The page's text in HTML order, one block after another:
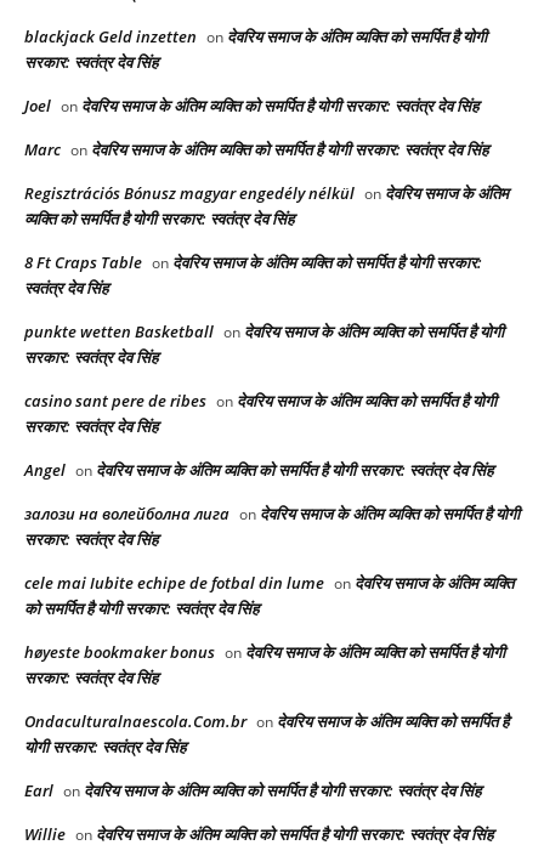
blackjack Geld inzetten on देवरिय समाज के अंतिम व्यक्ति को समर्पित है योगी
सरकार: स्वतंत्र देव सिंह
Joel on देवरिय समाज के अंतिम व्यक्ति को समर्पित है योगी सरकार: स्वतंत्र देव सिंह
Marc on देवरिय समाज के अंतिम व्यक्ति को समर्पित है योगी सरकार: स्वतंत्र देव सिंह
Regisztrációs Bónusz magyar engedély nélkül on देवरिय समाज के अंतिम
व्यक्ति को समर्पित है योगी सरकार: स्वतंत्र देव सिंह
8 Ft Craps Table on देवरिय समाज के अंतिम व्यक्ति को समर्पित है योगी सरकार:
स्वतंत्र देव सिंह
punkte wetten Basketball on देवरिय समाज के अंतिम व्यक्ति को समर्पित है योगी
सरकार: स्वतंत्र देव सिंह
casino sant pere de ribes on देवरिय समाज के अंतिम व्यक्ति को समर्पित है योगी
सरकार: स्वतंत्र देव सिंह
Angel on देवरिय समाज के अंतिम व्यक्ति को समर्पित है योगी सरकार: स्वतंत्र देव सिंह
залози на волейболна лига on देवरिय समाज के अंतिम व्यक्ति को समर्पित है योगी
सरकार: स्वतंत्र देव सिंह
cele mai Iubite echipe de fotbal din lume on देवरिय समाज के अंतिम व्यक्ति
को समर्पित है योगी सरकार: स्वतंत्र देव सिंह
høyeste bookmaker bonus on देवरिय समाज के अंतिम व्यक्ति को समर्पित है योगी
सरकार: स्वतंत्र देव सिंह
Ondaculturalnaescola.Com.br on देवरिय समाज के अंतिम व्यक्ति को समर्पित है
योगी सरकार: स्वतंत्र देव सिंह
Earl on देवरिय समाज के अंतिम व्यक्ति को समर्पित है योगी सरकार: स्वतंत्र देव सिंह
Willie on देवरिय समाज के अंतिम व्यक्ति को समर्पित है योगी सरकार: स्वतंत्र देव सिंह